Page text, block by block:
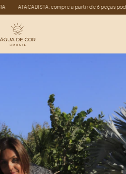
ATACADISTA: compre a partir de 6 peças